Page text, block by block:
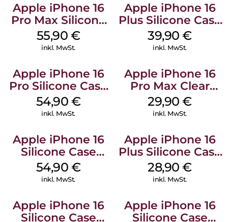
Apple iPhone 16
Pro Max Silicone
Case MagSafe
Stone Gray
55,90 €
inkl. MwSt.
Apple iPhone 16
Plus Silicone Case
MagSafe Plum
39,90€
inkl. MwSt.
Apple iPhone 16
Pro Silicone Case
MagSafe Black
54,90 €
inkl. MwSt.
Apple iPhone 16
Pro Max Clear
Case MagSafe
Transparent
29,90€
inkl. MwSt.
Apple iPhone 16
Silicone Case
MagSafe Lake
Green
54,90 €
inkl. MwSt.
Apple iPhone 16
Plus Silicone Case
MagSafe Black
28,90€
inkl. MwSt.
Apple iPhone 16
Silicone Case
Apple iPhone 16
Silicone Case